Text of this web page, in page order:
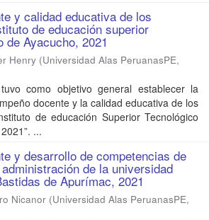
y calidad educativa de los
de educación superior
Ayacucho, 2021
Henry (Universidad Alas PeruanasPE,
como objetivo general establecer la
docente y la calidad educativa de los
de educación Superior Tecnológico
...
y desarrollo de competencias de
de la universidad
de Apurímac, 2021
Nicanor (Universidad Alas PeruanasPE,